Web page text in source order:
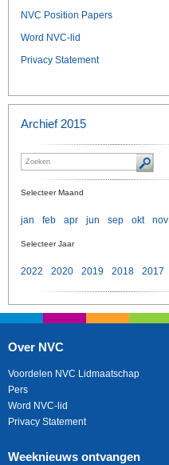
NVC Position Papers
Word NVC-lid
Privacy Statement
Archief 2015
Selecteer Maand
jan feb apr jun sep okt nov
Selecteer Jaar
2022 2020 2019 2018 2017
Over NVC
Voordelen NVC Lidmaatschap
Pers
Word NVC-lid
Privacy Statement
Weeknieuws ontvangen